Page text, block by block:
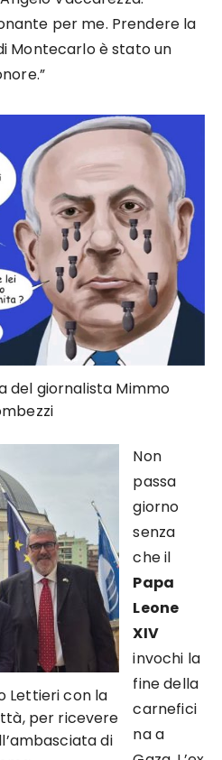
per me. Prendere la
Montecarlo è stato un
del giornalista Mimmo
Lettieri con la
per ricevere
di
Non
passa
giorno
senza
che il
Papa
Leone
XIV
invochi la
fine della
carnefici
na a